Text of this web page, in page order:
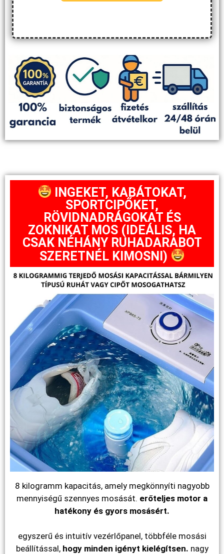
INGEKET, KABÁTOKAT,
SPORTCIPŐKET,
RÖVIDNADRÁGOKAT ÉS
ZOKNIKAT MOS (IDEÁLIS, HA
CSAK NÉHÁNY RUHADARABOT
SZERETNÉL KIMOSNI)
8 kilogramm kapacitás, amely megkönnyíti nagyobb
mennyiségű szennyes mosását. erőteljes motor a
hatékony és gyors mosásért.
egyszerű és intuitív vezérlőpanel, többféle mosási
beállítással,hogy minden igényt kielégítsen. nagy